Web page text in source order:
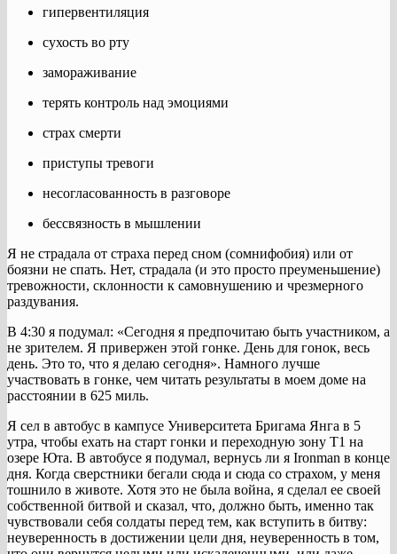
гипервентиляция
сухость во рту
замораживание
терять контроль над эмоциями
страх смерти
приступы тревоги
несогласованность в разговоре
бессвязность в мышлении
Я не страдала от страха перед сном (сомнифобия) или от
боязни не спать. Нет, страдала (и это просто преуменьшение)
тревожности, склонности к самовнушению и чрезмерного
раздувания.
В 4:30 я подумал: «Сегодня я предпочитаю быть участником, а
не зрителем. Я привержен этой гонке. День для гонок, весь
день. Это то, что я делаю сегодня». Намного лучше
участвовать в гонке, чем читать результаты в моем доме на
расстоянии в 625 миль.
Я сел в автобус в кампусе Университета Бригама Янга в 5
утра, чтобы ехать на старт гонки и переходную зону T1 на
озере Юта. В автобусе я подумал, вернусь ли я Ironman в конце
дня. Когда сверстники бегали сюда и сюда со страхом, у меня
тошнило в животе. Хотя это не была война, я сделал ее своей
собственной битвой и сказал, что, должно быть, именно так
чувствовали себя солдаты перед тем, как вступить в битву:
неуверенность в достижении цели дня, неуверенность в том,